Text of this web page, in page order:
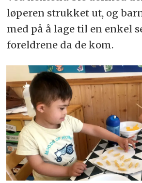
løperen strukket ut, og
med på å lage til en enkel
foreldrene da de kom.